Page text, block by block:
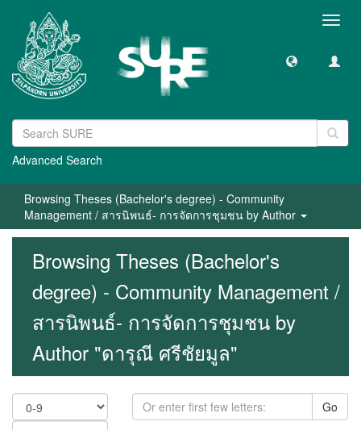
Advanced Search
Browsing Theses (Bachelor's degree) - Community
Management / สารนิพนธ์- การจัดการชุมชน by Author
Browsing Theses (Bachelor's
degree) - Community Management /
สารนิพนธ์- การจัดการชุมชน by
Author "ดารุณี ศรีชัยมูล"
Go